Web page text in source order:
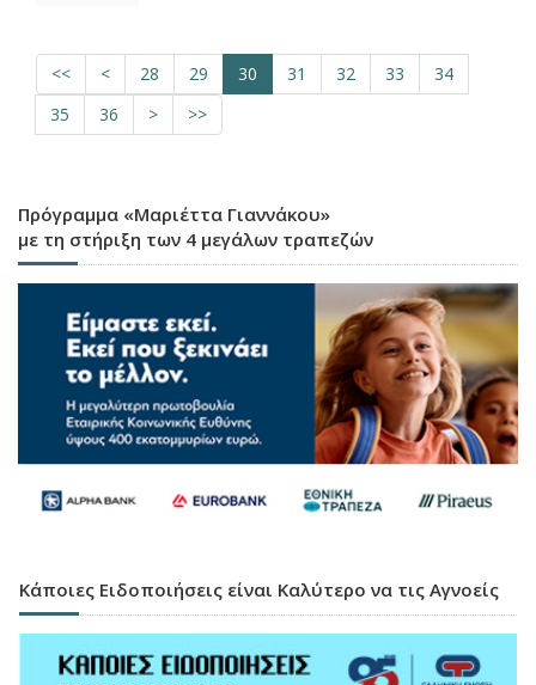
<< < 28 29 30 31 32 33
34
35
36 > >>
Πρόγραμμα «Μαριέττα Γιαννάκου»
με τη στήριξη των 4 μεγάλων τραπεζών
Κάποιες Ειδοποιήσεις είναι Καλύτερο να τις Αγνοείς